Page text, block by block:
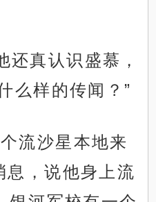
还真认识盛慕，
么样的传闻？”
流沙星本地来
息，说他身上流